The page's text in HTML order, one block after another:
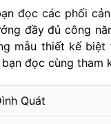
đọc các phối
đầy đủ công
mẫu thiết kế
đọc cùng tham
Quát